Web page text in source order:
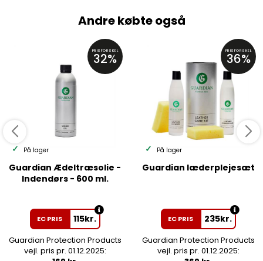
Andre købte også
PRISFORSKEL
32%
På lager
Guardian Ædeltræsolie -
Indendørs - 600 ml.
EC PRIS 115kr.
Guardian Protection Products
vejl. pris pr. 01.12.2025:
PRISFORSKEL
36%
På lager
Guardian læderplejesæt
EC PRIS 235kr.
Guardian Protection Products
vejl. pris pr. 01.12.2025: